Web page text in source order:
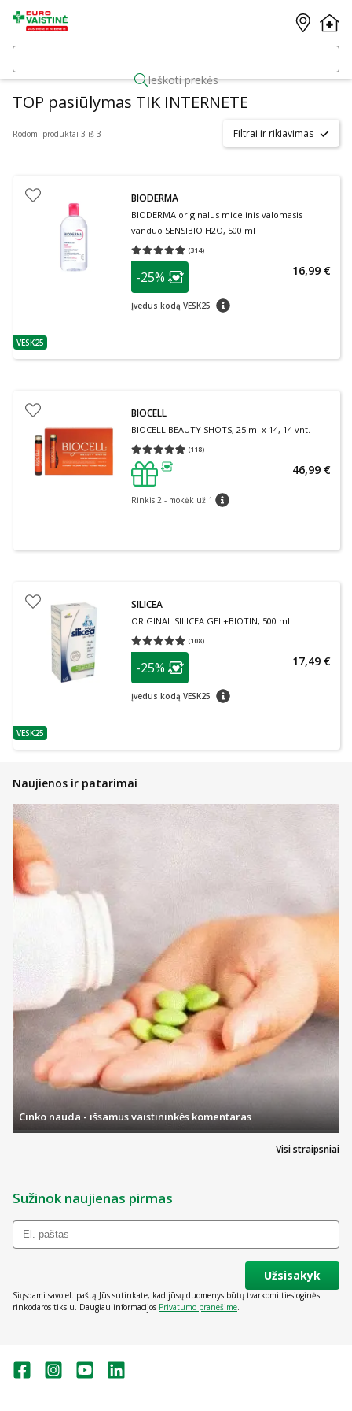
Ieškoti prekės
TOP pasiūlymas TIK INTERNETE
Rodomi produktai 3 iš 3 Filtrai ir rikiavimas
patarimas
VESK25
BIODERMA
BIODERMA originalus micelinis valomasis
vanduo SENSIBIO H2O, 500 ml
(314)
Vidutinis įvertinimas 4.97
patarimas
Lojalumo klubo narių nuolaida
-25%
Įvedus kodą VESK25 patarimas
16,99 €
BIOCELL
BIOCELL BEAUTY SHOTS, 25 ml x 14, 14 vnt.
(118)
Vidutinis įvertinimas 4.98
patarimas
Rinkis 2 - mokėk už 1 patarimas
46,99 €
patarimas
VESK25
SILICEA
ORIGINAL SILICEA GEL+BIOTIN, 500 ml
(108)
Vidutinis įvertinimas 4.97
patarimas
Lojalumo klubo narių nuolaida
-25%
Įvedus kodą VESK25 patarimas
17,49 €
Naujienos ir patarimai
Visi straipsniai
Cinko nauda - išsamus vaistininkės komentaras
Sužinok naujienas pirmas
Užsisakyk
Siųsdami savo el. paštą Jūs sutinkate, kad jūsų duomenys būtų tvarkomi tiesioginės
rinkodaros tikslu. Daugiau informacijos Privatumo pranešime.